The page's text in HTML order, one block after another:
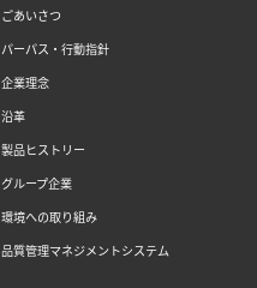
ごあいさつ
パーパス・行動指針
企業理念
沿革
製品ヒストリー
グループ企業
環境への取り組み
品質管理マネジメントシステム